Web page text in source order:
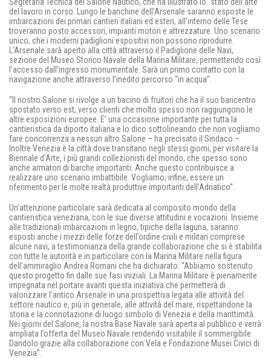
del lavoro in corso. Lungo le banchine dell’Arsenale saranno esposte le
imbarcazioni dei primari cantieri italiani ed esteri, all’interno delle Tese
troveranno posto accessori, impianti motori e attrezzature. Uno scenario
unico, che i moderni padiglioni espositivi non possono riprodurre.
L’Arsenale sarà aperto alla città attraverso il Padiglione delle Navi,
sezione del Museo Storico Navale della Marina Militare, permettendo così
l’accesso dall’ingresso monumentale. Sarà un primo contatto con la
navigazione anche attraverso l’inedito percorso “in acqua”.
“Il nostro Salone si rivolge a un bacino di fruitori che ha il suo baricentro
spostato verso est, verso clienti che molto spesso non raggiungono le
altre esposizioni europee. E’ una occasione importante per tutta la
cantieristica da diporto italiana e lo dico sottolineando che non vogliamo
fare concorrenza a nessun altro Salone – ha precisato il Sindaco –
Inoltre Venezia è la città dove transitano negli stessi giorni, per visitare la
Biennale d’Arte, i più grandi collezionisti del mondo, che spesso sono
anche armatori di barche importanti. Anche questo contribuisce a
realizzare uno scenario imbattibile. Vogliamo, infine, essere un
riferimento per le molte realtà produttive importanti dell’Adriatico”.
Un’attenzione particolare sarà dedicata al composito mondo della
cantieristica veneziana, con le sue diverse attitudini e vocazioni. Insieme
alle tradizionali imbarcazioni in legno, tipiche della laguna, saranno
esposti anche i mezzi delle forze dell’ordine civili e militari comprese
alcune navi, a testimonianza della grande collaborazione che si è stabilita
con tutte le autorità e in particolare con la Marina Militare nella figura
dell’ammiraglio Andrea Romani che ha dichiarato: “Abbiamo sostenuto
questo progetto fin dalle sue fasi iniziali. La Marina Militare è pienamente
impegnata nel portare avanti questa iniziativa che permetterà di
valorizzare l’antico Arsenale in una prospettiva legata alle attività del
settore nautico e, più in generale, alle attività del mare, rispettandone la
storia e la connotazione di luogo simbolo di Venezia e della marittimità.
Nei giorni del Salone, la nostra Base Navale sarà aperta al pubblico e verrà
ampliata l’offerta del Museo Navale rendendo visitabile il sommergibile
Dandolo grazie alla collaborazione con Vela e Fondazione Musei Civici di
Venezia”.